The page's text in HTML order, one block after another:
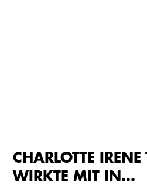
CHARLOTTE
WIRKTE MIT IN…